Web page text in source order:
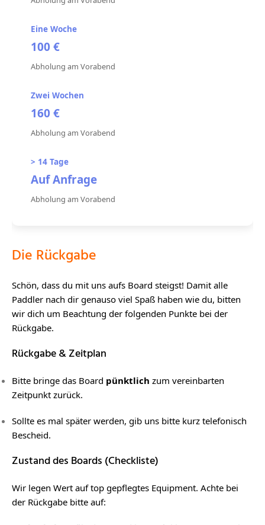
100 €
Abholung am Vorabend
160 €
Abholung am Vorabend
Auf Anfrage
Abholung am Vorabend
Die Rückgabe
Schön, dass du mit uns aufs Board steigst! Damit alle
Paddler nach dir genauso viel Spaß haben wie du, bitten
wir dich um Beachtung der folgenden Punkte bei der
Rückgabe.
Rückgabe & Zeitplan
Bitte bringe das Board pünktlich zum vereinbarten
Zeitpunkt zurück.
Sollte es mal später werden, gib uns bitte kurz telefonisch
Bescheid.
Zustand des Boards (Checkliste)
Wir legen Wert auf top gepflegtes Equipment. Achte bei
der Rückgabe bitte auf: